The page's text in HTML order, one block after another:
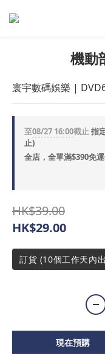
機動
寰宇數碼娛樂 |
至08/27 16:00截止指
止)
全店，全單滿$390免
HK$39.00
HK$29.00
訂貨 (10個工作天內
現在預購